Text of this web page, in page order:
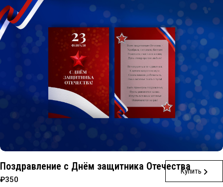
Поздравление с Днём защитника Отечества
₽350
Купить